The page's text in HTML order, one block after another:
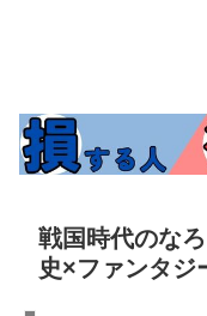
戦国時代のな
史×ファンタジ